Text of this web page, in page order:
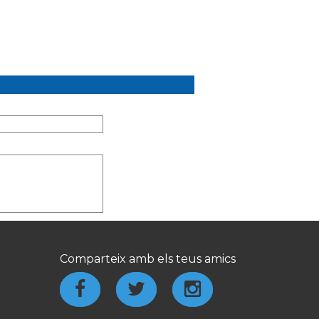
Comparteix amb els teus amics